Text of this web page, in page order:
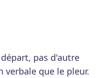
pas d'autre
que le pleur.